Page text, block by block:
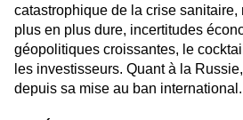
catastrophique de la crise
plus en plus dure, incertitudes
géopolitiques croissantes, le
les investisseurs. Quant à la
depuis sa mise au ban international.